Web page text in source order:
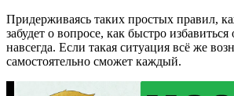
Придерживаясь таких простых правил,
забудет о вопросе, как быстро
навсегда. Если такая ситуация всё же
самостоятельно сможет каждый.